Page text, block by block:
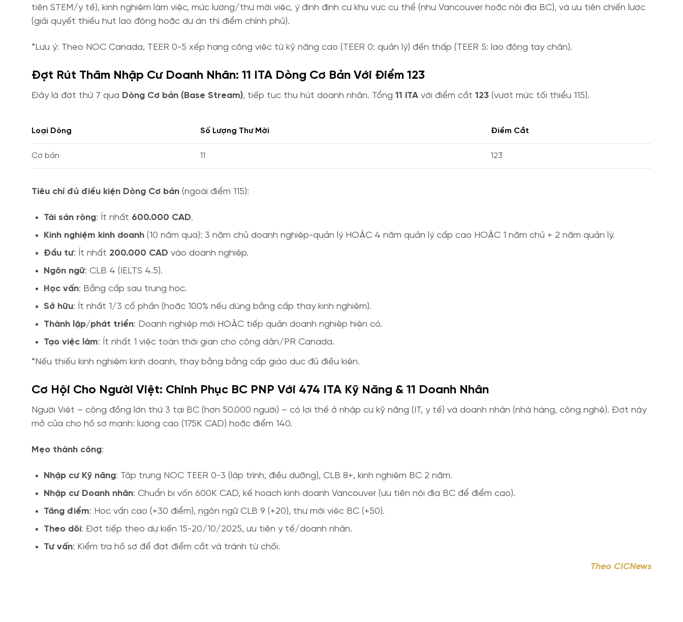
tiên STEM/y tế), kinh nghiệm làm việc, mức lương/thư mời việc, ý định định cư khu vực cụ thể (như Vancouver hoặc nội địa BC), và ưu tiên chiến lược
(giải quyết thiếu hụt lao động hoặc dự án thí điểm chính phủ).
*Lưu ý: Theo NOC Canada, TEER 0-5 xếp hạng công việc từ kỹ năng cao (TEER 0: quản lý) đến thấp (TEER 5: lao động tay chân).
Đợt Rút Thăm Nhập Cư Doanh Nhân: 11 ITA Dòng Cơ Bản Với Điểm 123
Đây là đợt thứ 7 qua Dòng Cơ bản (Base Stream), tiếp tục thu hút doanh nhân. Tổng 11 ITA với điểm cắt 123 (vượt mức tối thiểu 115).
Loại Dòng Số Lượng Thư Mời Điểm Cắt
Cơ bản 11 123
Tiêu chí đủ điều kiện Dòng Cơ bản (ngoài điểm 115):
Tài sản ròng: Ít nhất 600.000 CAD.
Kinh nghiệm kinh doanh (10 năm qua): 3 năm chủ doanh nghiệp-quản lý HOẶC 4 năm quản lý cấp cao HOẶC 1 năm chủ + 2 năm quản lý.
Đầu tư: Ít nhất 200.000 CAD vào doanh nghiệp.
Ngôn ngữ: CLB 4 (IELTS 4.5).
Học vấn: Bằng cấp sau trung học.
Sở hữu: Ít nhất 1/3 cổ phần (hoặc 100% nếu dùng bằng cấp thay kinh nghiệm).
Thành lập/phát triển: Doanh nghiệp mới HOẶC tiếp quản doanh nghiệp hiện có.
Tạo việc làm: Ít nhất 1 việc toàn thời gian cho công dân/PR Canada.
*Nếu thiếu kinh nghiệm kinh doanh, thay bằng bằng cấp giáo dục đủ điều kiện.
Cơ Hội Cho Người Việt: Chinh Phục BC PNP Với 474 ITA Kỹ Năng & 11 Doanh Nhân
Người Việt – cộng đồng lớn thứ 3 tại BC (hơn 50.000 người) – có lợi thế ở nhập cư kỹ năng (IT, y tế) và doanh nhân (nhà hàng, công nghệ). Đợt này
mở cửa cho hồ sơ mạnh: lương cao (175K CAD) hoặc điểm 140.
Mẹo thành công:
Nhập cư Kỹ năng: Tập trung NOC TEER 0-3 (lập trình, điều dưỡng), CLB 8+, kinh nghiệm BC 2 năm.
Nhập cư Doanh nhân: Chuẩn bị vốn 600K CAD, kế hoạch kinh doanh Vancouver (ưu tiên nội địa BC để điểm cao).
Tăng điểm: Học vấn cao (+30 điểm), ngôn ngữ CLB 9 (+20), thư mời việc BC (+50).
Theo dõi: Đợt tiếp theo dự kiến 15-20/10/2025, ưu tiên y tế/doanh nhân.
Tư vấn: Kiểm tra hồ sơ để đạt điểm cắt và tránh từ chối.
Theo CICNews